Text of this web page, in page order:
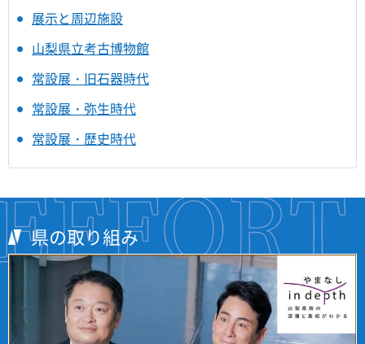
展示と周辺施設
山梨県立考古博物館
常設展・旧石器時代
常設展・弥生時代
常設展・歴史時代
県の取り組み